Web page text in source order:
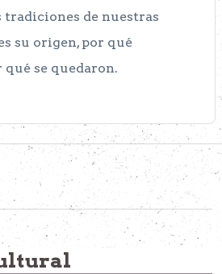
tradiciones de nuestras
su origen, por qué
se quedaron.